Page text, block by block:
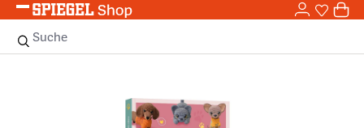
Zum Hauptinhalt springen 0
Suche